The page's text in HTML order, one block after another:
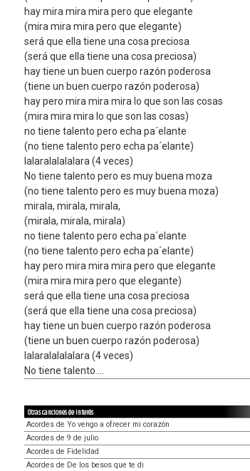
hay mira mira mira pero que elegante
(mira mira mira pero que elegante)
será que ella tiene una cosa preciosa
(será que ella tiene una cosa preciosa)
hay tiene un buen cuerpo razón poderosa
(tiene un buen cuerpo razón poderosa)
hay pero mira mira mira lo que son las cosas
(mira mira mira lo que son las cosas)
no tiene talento pero echa pa´elante
(no tiene talento pero echa pa´elante)
lalaralalalalara (4 veces)
No tiene talento pero es muy buena moza
(no tiene talento pero es muy buena moza)
mirala, mirala, mirala,
(mirala, mirala, mirala)
no tiene talento pero echa pa´elante
(no tiene talento pero echa pa´elante)
hay pero mira mira mira pero que elegante
(mira mira mira pero que elegante)
será que ella tiene una cosa preciosa
(será que ella tiene una cosa preciosa)
hay tiene un buen cuerpo razón poderosa
(tiene un buen cuerpo razón poderosa)
lalaralalalalara (4 veces)
No tiene talento....
Otras canciones de interés
Acordes de Yo vengo a ofrecer mi corazón
Acordes de 9 de julio
Acordes de Fidelidad
Acordes de De los besos que te di